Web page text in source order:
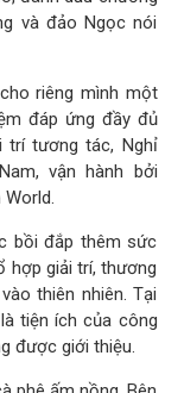
và đảo Ngọc nói
riêng mình một
đáp ứng đầy đủ
trí tương tác, Nghỉ
vận hành bởi
bồi đắp thêm sức
hợp giải trí, thương
thiên nhiên. Tại
tiện ích của công
được giới thiệu.